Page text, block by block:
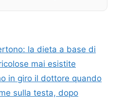
la dieta a base di
mai esistite
in giro il dottore quando
sulla testa, dopo